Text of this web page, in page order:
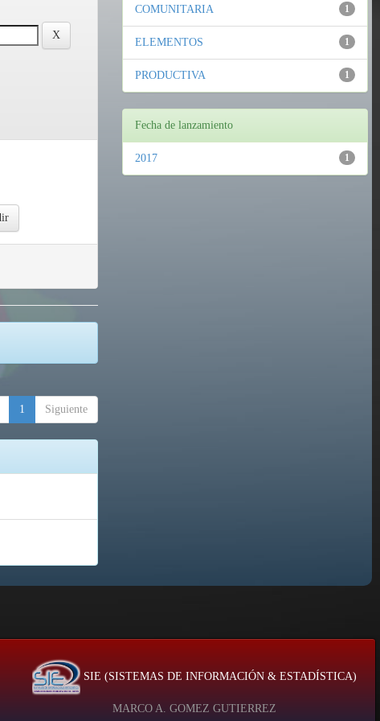
1 Siguiente
1
COMUNITARIA
1
ELEMENTOS
1
PRODUCTIVA
Fecha de lanzamiento
1
2017
SIE (SISTEMAS DE INFORMACIÓN & ESTADÍSTICA)
MARCO A. GOMEZ GUTIERREZ